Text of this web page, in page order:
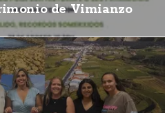
de Vimianzo